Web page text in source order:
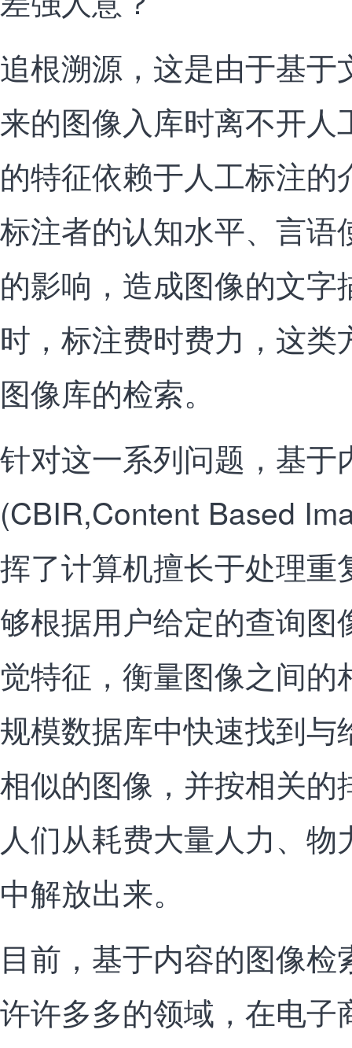
追根溯源，这是由于基
来的图像入库时离不开
的特征依赖于人工标注
标注者的认知水平、言语
的影响，造成图像的文字
时，标注费时费力，这
图像库的检索。
针对这一系列问题，基于
(CBIR,Content Based
挥了计算机擅长于处理重
够根据用户给定的查询
觉特征，衡量图像之间
规模数据库中快速找到
相似的图像，并按相关的
人们从耗费大量人力、
中解放出来。
目前，基于内容的图像
许许多多的领域，在电子